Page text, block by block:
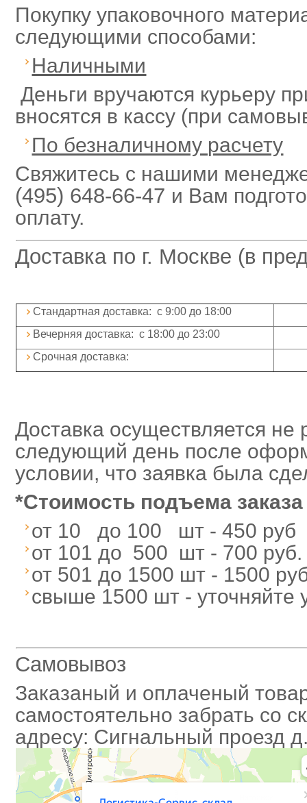
Покупку упаковочного
следующими способами:
Наличными
Деньги вручаются курьеру
вносятся в кассу (при
По безналичному расчету
Свяжитесь с нашими
(495) 648-66-47 и Вам
оплату.
Доставка по г. Москве (в
Стандартная доставка: с 9:00 до 18:00
Вечерняя доставка: с 18:00 до 23:00
Срочная доставка:
Доставка осуществляется не
следующий день после
условии, что заявка была
*Стоимость подъема
от 10 до 100 шт - 450 руб
от 101 до 500 шт - 700 руб.
от 501 до 1500 шт - 1500
свыше 1500 шт - уточняйте
Самовывоз
Заказаный и оплаченый
самостоятельно забрать со
адресу: Сигнальный проезд